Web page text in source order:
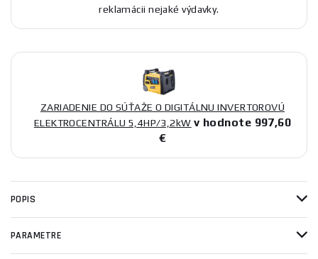
reklamácii nejaké výdavky.
ZARIADENIE DO SÚŤAŽE O DIGITÁLNU INVERTOROVÚ
ELEKTROCENTRÁLU 5,4HP/3,2kW v hodnote 997,60
€
POPIS
PARAMETRE